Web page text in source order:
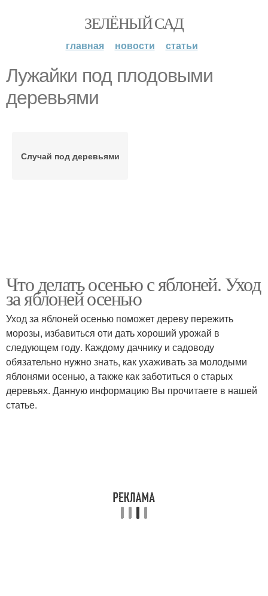
ЗЕЛЁНЫЙ САД
главная новости статьи
Лужайки под плодовыми
деревьями
Случай под деревьями
Что делать осенью с яблоней. Уход
за яблоней осенью
Уход за яблоней осенью поможет дереву пережить
морозы, избавиться оти дать хороший урожай в
следующем году. Каждому дачнику и садоводу
обязательно нужно знать, как ухаживать за молодыми
яблонями осенью, а также как заботиться о старых
деревьях. Данную информацию Вы прочитаете в нашей
статье.